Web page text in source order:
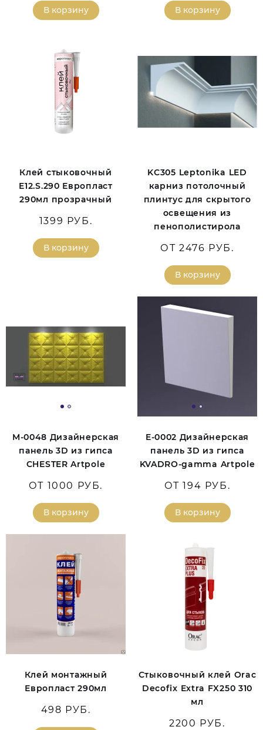
В корзину В корзину
Клей стыковочный
E12.S.290 Европласт
290мл прозрачный
1399 РУБ.
В корзину
KC305 Leptonika LED
карниз потолочный
плинтус для скрытого
освещения из
пенополистирола
ОТ 2476 РУБ.
В корзину
M-0048 Дизайнерская
панель 3D из гипса
CHESTER Artpole
ОТ 1000 РУБ.
В корзину
E-0002 Дизайнерская
панель 3D из гипса
KVADRO-gamma Artpole
ОТ 194 РУБ.
В корзину
Клей монтажный
Европласт 290мл
498 РУБ.
Стыковочный клей Orac
Decofix Extra FX250 310
мл
2200 РУБ.